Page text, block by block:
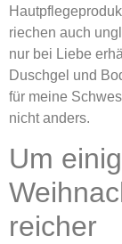
riechen auch
nur bei Liebe
Duschgel und
für meine
nicht anders.
Um
reicher